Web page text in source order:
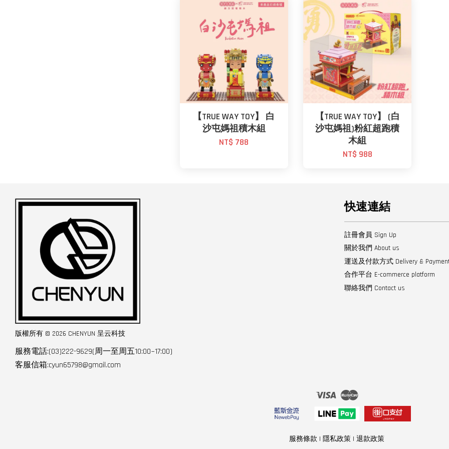
【TRUE WAY TOY】 白
沙屯媽祖積木組
NT$ 788
【TRUE WAY TOY】 (白
沙屯媽祖)粉紅超跑積
木組
NT$ 988
版權所有 © 2026 CHENYUN 呈云科技
服務電話:(03)222-9629(周一至周五10:00~17:00)
客服信箱:cyun65798@gmail.com
快速連結
註冊會員 Sign Up
關於我們 About us
運送及付款方式 Delivery &
合作平台 E-commerce platform
聯絡我們 Contact us
Visa Master
服務條款 | 隱私政策 | 退款政策